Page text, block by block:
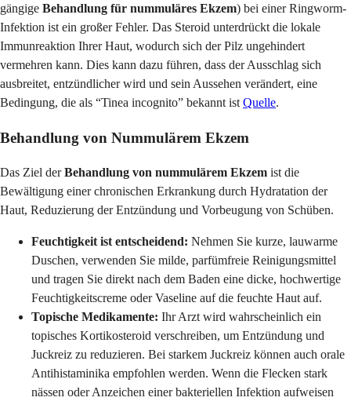
gängige Behandlung für nummuläres Ekzem) bei einer Ringworm-
Infektion ist ein großer Fehler. Das Steroid unterdrückt die lokale
Immunreaktion Ihrer Haut, wodurch sich der Pilz ungehindert
vermehren kann. Dies kann dazu führen, dass der Ausschlag sich
ausbreitet, entzündlicher wird und sein Aussehen verändert, eine
Bedingung, die als “Tinea incognito” bekannt ist Quelle.
Behandlung von Nummulärem Ekzem
Das Ziel derBehandlung von nummulärem Ekzem ist die
Bewältigung einer chronischen Erkrankung durch Hydratation der
Haut, Reduzierung der Entzündung und Vorbeugung von Schüben.
Feuchtigkeit ist entscheidend: Nehmen Sie kurze, lauwarme
Duschen, verwenden Sie milde, parfümfreie Reinigungsmittel
und tragen Sie direkt nach dem Baden eine dicke, hochwertige
Feuchtigkeitscreme oder Vaseline auf die feuchte Haut auf.
Topische Medikamente: Ihr Arzt wird wahrscheinlich ein
topisches Kortikosteroid verschreiben, um Entzündung und
Juckreiz zu reduzieren. Bei starkem Juckreiz können auch orale
Antihistaminika empfohlen werden. Wenn die Flecken stark
nässen oder Anzeichen einer bakteriellen Infektion aufweisen